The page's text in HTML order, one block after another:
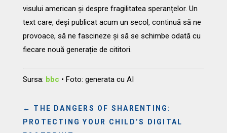
visului american și despre fragilitatea speranțelor. Un
text care, deși publicat acum un secol, continuă să ne
provoace, să ne fascineze și să se schimbe odată cu
fiecare nouă generație de cititori.
Sursa: bbc • Foto: generata cu AI
← THE DANGERS OF SHARENTING:
PROTECTING YOUR CHILD’S DIGITAL